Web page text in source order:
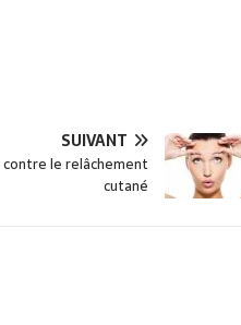
SUIVANT
le relâchement
cutané